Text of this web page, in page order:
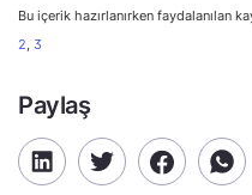
Bu içerik hazırlanırken faydalanılan
2, 3
Paylaş